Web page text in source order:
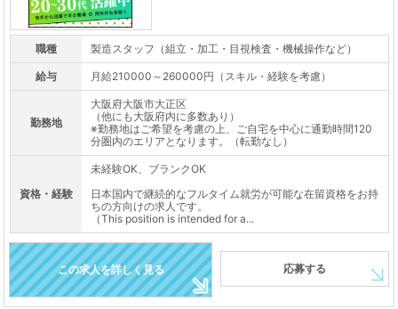
職種 製造スタッフ（組立・加工・目視検査・機械操作など）
給与 月給210000～260000円（スキル・経験を考慮）
勤務地
大阪府大阪市大正区
（他にも大阪府内に多数あり）
※勤務地はご希望を考慮の上、ご自宅を中心に通勤時間120
分圏内のエリアとなります。（転勤なし）
資格・経験
未経験OK、ブランクOK
日本国内で継続的なフルタイム就労が可能な在留資格をお持
ちの方向けの求人です。
（This position is intended for a...
この求人を詳しく見る 応募する